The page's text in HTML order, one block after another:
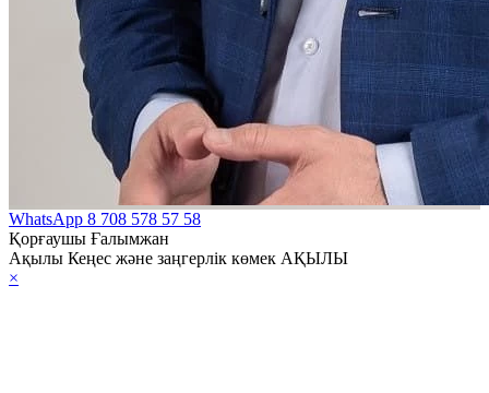
WhatsApp 8 708 578 57 58
Қорғаушы Ғалымжан
Ақылы Кеңес және заңгерлік көмек АҚЫЛЫ
×